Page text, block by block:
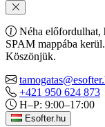
Néha előfordulhat,
SPAM mappába
Köszönjük.
+421 950 624 873
H–P: 9:00–17:00
Esofter.hu